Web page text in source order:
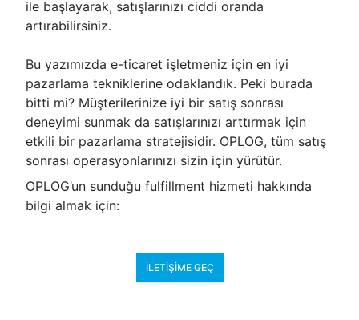
ile başlayarak, satışlarınızı ciddi oranda
artırabilirsiniz.
Bu yazımızda e-ticaret işletmeniz için en iyi
pazarlama tekniklerine odaklandık. Peki burada
bitti mi? Müşterilerinize iyi bir satış sonrası
deneyimi sunmak da satışlarınızı arttırmak için
etkili bir pazarlama stratejisidir. OPLOG, tüm satış
sonrası operasyonlarınızı sizin için yürütür.
OPLOG’un sunduğu fulfillment hizmeti hakkında
bilgi almak için:
İLETIŞIME GEÇ